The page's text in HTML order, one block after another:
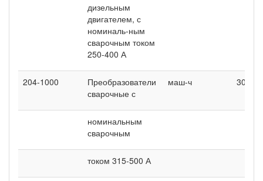
дизельным
двигателем, с
номиналь-ным
сварочным током
250-400 А
204-1000
Преобразователи
сварочные с
маш-ч 30,74
номинальным
сварочным
током 315-500 А